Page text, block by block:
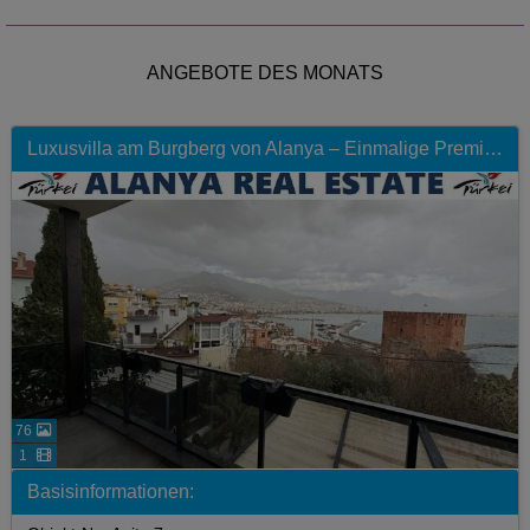
ANGEBOTE DES MONATS
Luxusvilla am Burgberg von Alanya – Einmalige Premium‑Lage am Roten Turm
1
76
Basisinformationen: